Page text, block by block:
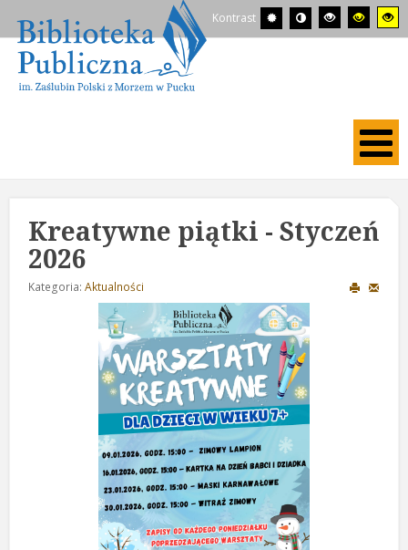
Kontrast
Kreatywne piątki - Styczeń
2026
Kategoria: Aktualności